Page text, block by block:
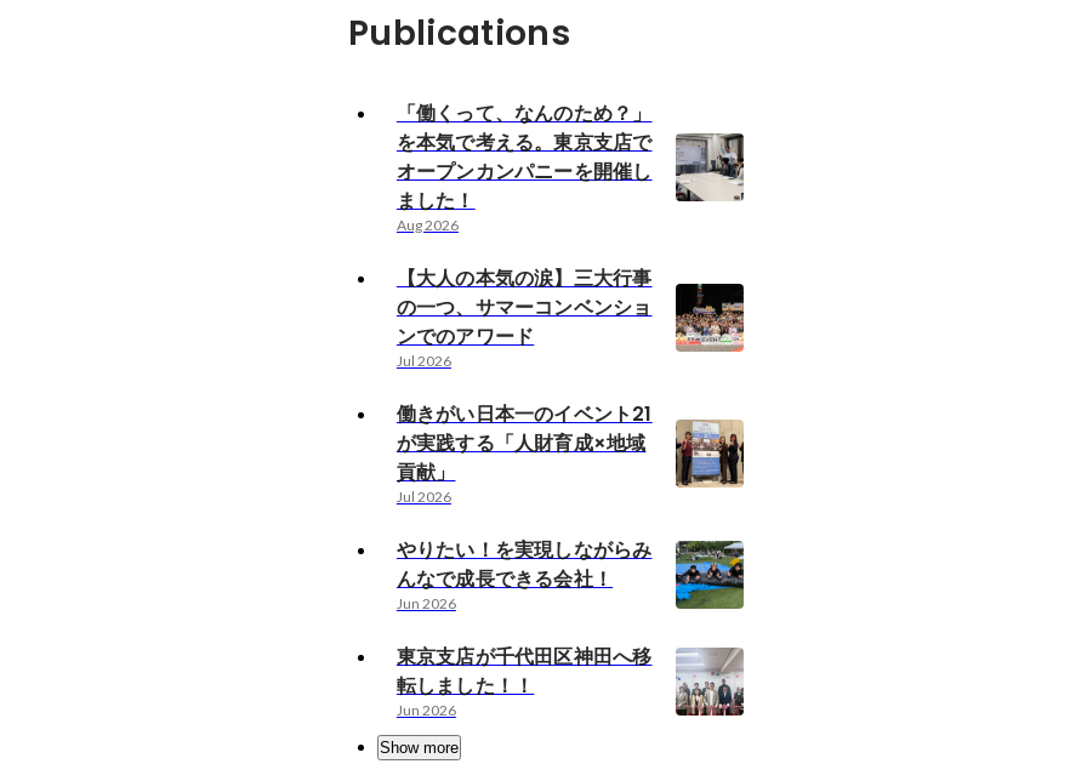
Publications
「働くって、なんのため？」
を本気で考える。東京支店で
オープンカンパニーを開催し
ました！
Aug 2026
【大人の本気の涙】三大行事
の一つ、サマーコンベンショ
ンでのアワード
Jul 2026
働きがい日本一のイベント21
が実践する「人財育成×地域
貢献」
Jul 2026
やりたい！を実現しながらみ
んなで成長できる会社！
Jun 2026
東京支店が千代田区神田へ移
転しました！！
Jun 2026
Show more